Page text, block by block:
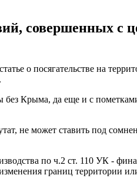
совершенных с
о посягательстве на
.
Крыма, да еще и с
не может ставить под
по ч.2 ст. 110 УК -
границ территории